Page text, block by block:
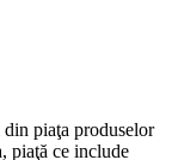
piaţa produselor
piaţă ce include